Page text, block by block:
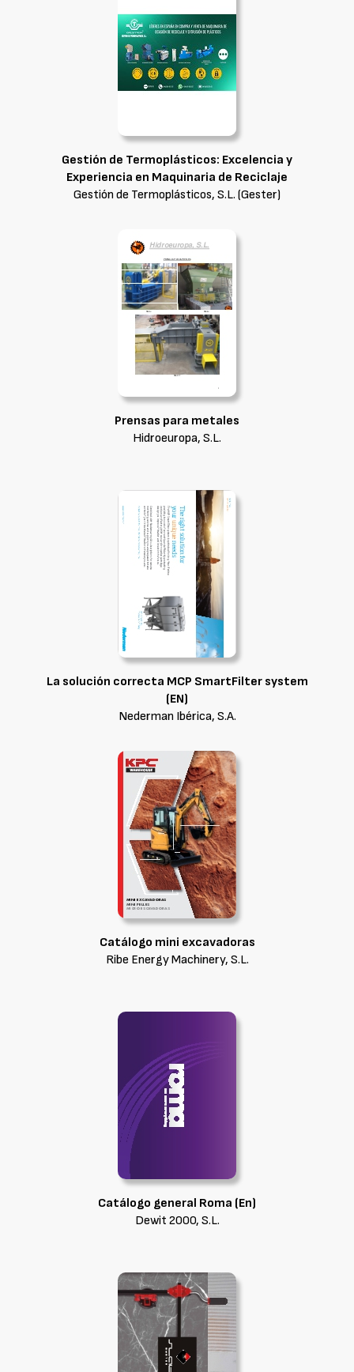
Gestión de Termoplásticos: Excelencia y
Experiencia en Maquinaria de Reciclaje
Gestión de Termoplásticos, S.L. (Gester)
Prensas para metales
Hidroeuropa, S.L.
La solución correcta MCP SmartFilter system
(EN)
Nederman Ibérica, S.A.
Catálogo mini excavadoras
Ribe Energy Machinery, S.L.
Catálogo general Roma (En)
Dewit 2000, S.L.